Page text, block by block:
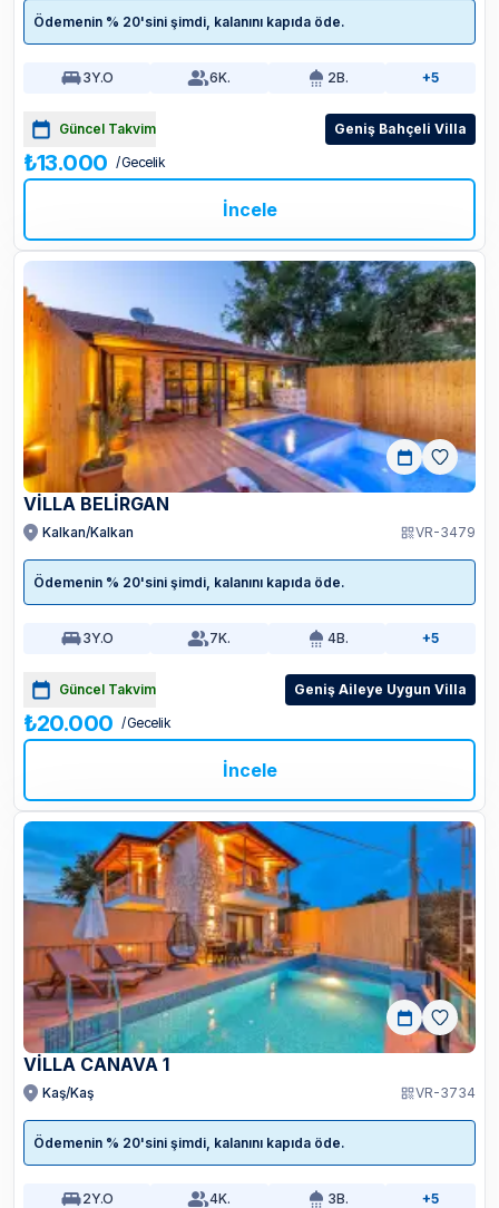
Ödemenin % 20'sini şimdi, kalanını kapıda öde.
3Y.O 6K. 2B. +5
Güncel Takvim Geniş Bahçeli Villa
₺13.000 / Gecelik
İncele
VİLLA BELİRGAN
Kalkan/Kalkan VR-3479
Ödemenin % 20'sini şimdi, kalanını kapıda öde.
3Y.O 7K. 4B. +5
Güncel Takvim Geniş Aileye Uygun Villa
₺20.000 / Gecelik
İncele
VİLLA CANAVA 1
Kaş/Kaş VR-3734
Ödemenin % 20'sini şimdi, kalanını kapıda öde.
2Y.O 4K. 3B. +5